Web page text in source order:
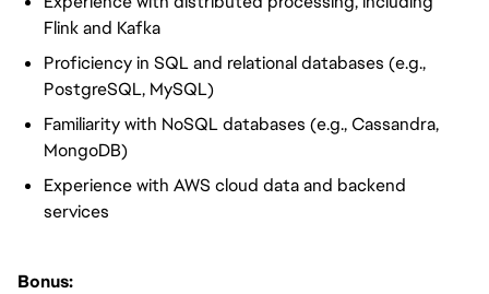
Flink and Kafka
Proficiency in SQL and relational databases (e.g.,
PostgreSQL, MySQL)
Familiarity with NoSQL databases (e.g., Cassandra,
MongoDB)
Experience with AWS cloud data and backend
services
Bonus: